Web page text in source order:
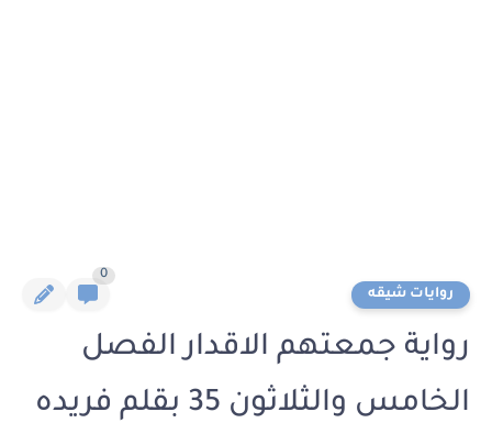
روايات شيقه
0
رواية جمعتهم الاقدار الفصل
الخامس والثلاثون 35 بقلم فريده